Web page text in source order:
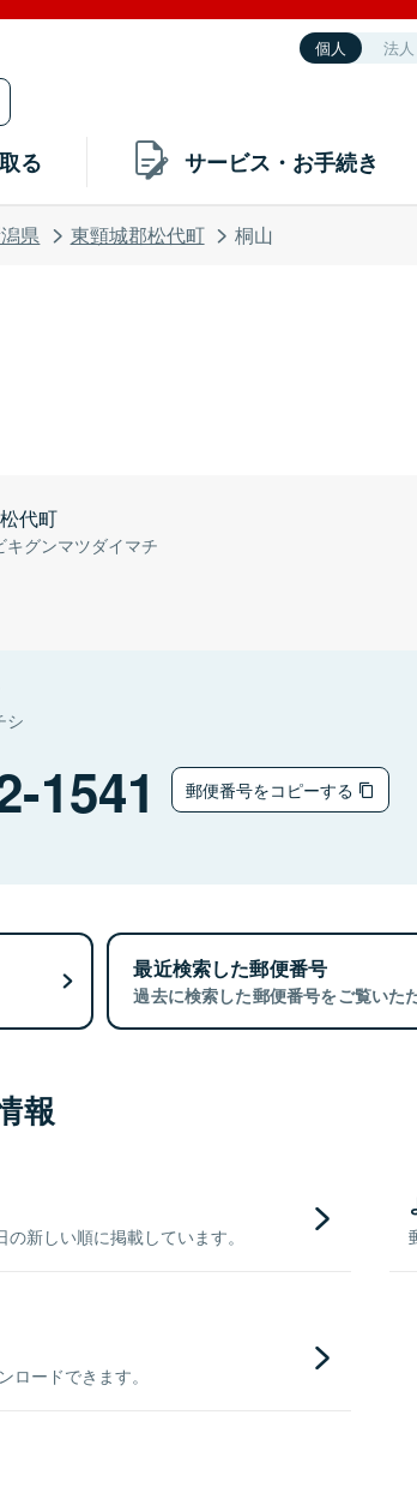
個人 法人
る サービス・お手続き
県 東頸城郡松代町 桐山
代町
キグンマツダイマチ
シ
1541 郵便番号をコピーする
最近検索した郵便番号
過去に検索した郵便番号をご覧いた
報
新しい順に掲載しています。
ードできます。